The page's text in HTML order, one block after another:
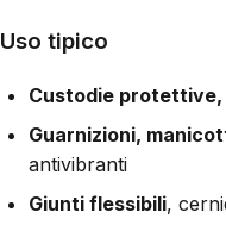
Uso tipico
Custodie
Guarnizioni,
antivibranti
Giunti flessibili,